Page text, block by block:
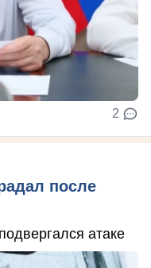
2
после
атаке